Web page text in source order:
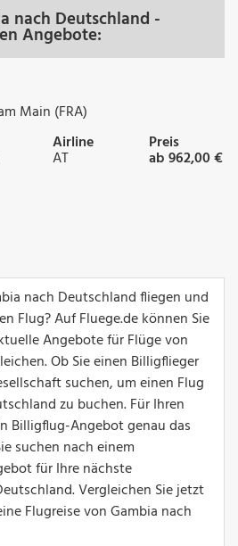
nach Deutschland -
Angebote:
Main (FRA)
Airline
AT
Preis
ab 962,00 €
nach Deutschland fliegen und
Flug? Auf Fluege.de können Sie
Angebote für Flüge von
Ob Sie einen Billigflieger
suchen, um einen Flug
zu buchen. Für Ihren
Billigflug-Angebot genau das
suchen nach einem
für Ihre nächste
Vergleichen Sie jetzt
Flugreise von Gambia nach